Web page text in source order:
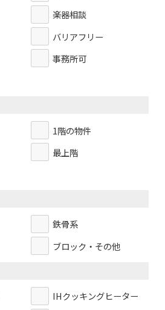
楽器相談
バリアフリー
事務所可
1階の物件
最上階
鉄骨系
ブロック・その他
IHクッキングヒーター